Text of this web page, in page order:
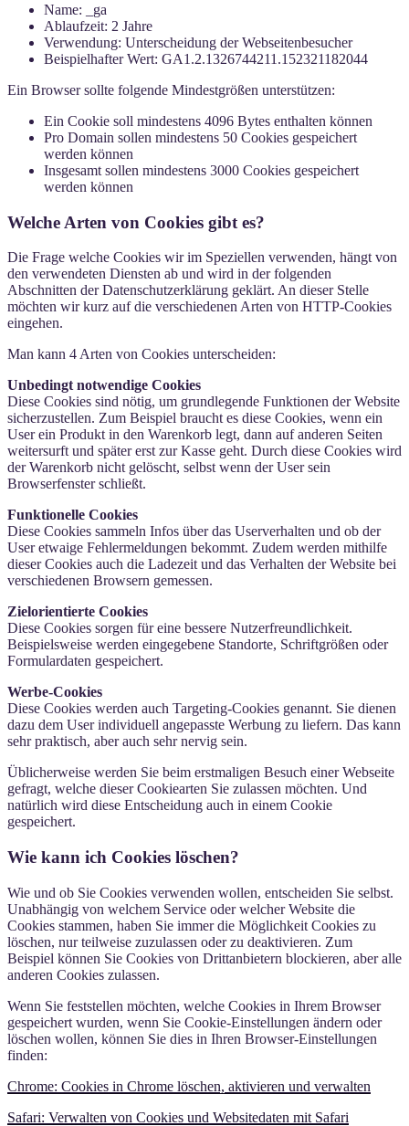
Name: _ga
Ablaufzeit: 2 Jahre
Verwendung: Unterscheidung der Webseitenbesucher
Beispielhafter Wert: GA1.2.1326744211.152321182044
Ein Browser sollte folgende Mindestgrößen unterstützen:
Ein Cookie soll mindestens 4096 Bytes enthalten können
Pro Domain sollen mindestens 50 Cookies gespeichert
werden können
Insgesamt sollen mindestens 3000 Cookies gespeichert
werden können
Welche Arten von Cookies gibt es?
Die Frage welche Cookies wir im Speziellen verwenden, hängt von
den verwendeten Diensten ab und wird in der folgenden
Abschnitten der Datenschutzerklärung geklärt. An dieser Stelle
möchten wir kurz auf die verschiedenen Arten von HTTP-Cookies
eingehen.
Man kann 4 Arten von Cookies unterscheiden:
Unbedingt notwendige Cookies
Diese Cookies sind nötig, um grundlegende Funktionen der Website
sicherzustellen. Zum Beispiel braucht es diese Cookies, wenn ein
User ein Produkt in den Warenkorb legt, dann auf anderen Seiten
weitersurft und später erst zur Kasse geht. Durch diese Cookies wird
der Warenkorb nicht gelöscht, selbst wenn der User sein
Browserfenster schließt.
Funktionelle Cookies
Diese Cookies sammeln Infos über das Userverhalten und ob der
User etwaige Fehlermeldungen bekommt. Zudem werden mithilfe
dieser Cookies auch die Ladezeit und das Verhalten der Website bei
verschiedenen Browsern gemessen.
Zielorientierte Cookies
Diese Cookies sorgen für eine bessere Nutzerfreundlichkeit.
Beispielsweise werden eingegebene Standorte, Schriftgrößen oder
Formulardaten gespeichert.
Werbe-Cookies
Diese Cookies werden auch Targeting-Cookies genannt. Sie dienen
dazu dem User individuell angepasste Werbung zu liefern. Das kann
sehr praktisch, aber auch sehr nervig sein.
Üblicherweise werden Sie beim erstmaligen Besuch einer Webseite
gefragt, welche dieser Cookiearten Sie zulassen möchten. Und
natürlich wird diese Entscheidung auch in einem Cookie
gespeichert.
Wie kann ich Cookies löschen?
Wie und ob Sie Cookies verwenden wollen, entscheiden Sie selbst.
Unabhängig von welchem Service oder welcher Website die
Cookies stammen, haben Sie immer die Möglichkeit Cookies zu
löschen, nur teilweise zuzulassen oder zu deaktivieren. Zum
Beispiel können Sie Cookies von Drittanbietern blockieren, aber alle
anderen Cookies zulassen.
Wenn Sie feststellen möchten, welche Cookies in Ihrem Browser
gespeichert wurden, wenn Sie Cookie-Einstellungen ändern oder
löschen wollen, können Sie dies in Ihren Browser-Einstellungen
finden:
Chrome: Cookies in Chrome löschen, aktivieren und verwalten
Safari: Verwalten von Cookies und Websitedaten mit Safari